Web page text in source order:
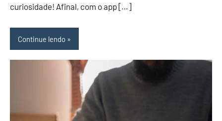
curiosidade! Afinal, com o app […]
Continue lendo